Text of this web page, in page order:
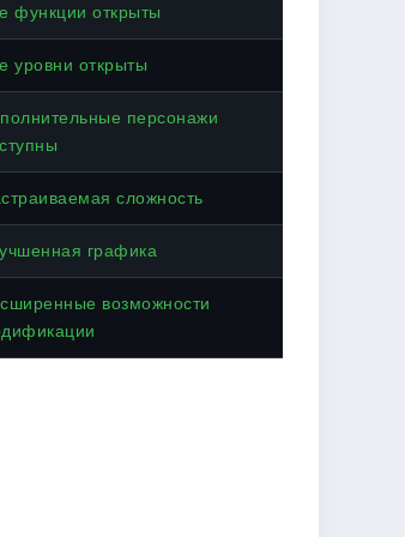
функции открыты
уровни открыты
персонажи
сложность
графика
возможности